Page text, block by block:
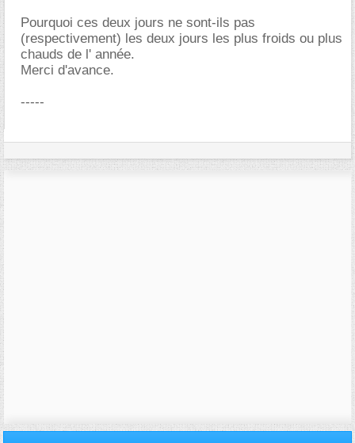
Pourquoi ces deux jours ne sont-ils pas
(respectivement) les deux jours les plus froids ou plus
chauds de l' année.
Merci d'avance.
-----